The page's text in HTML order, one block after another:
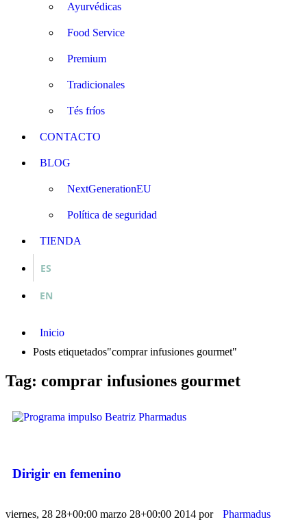
Ayurvédicas
Food Service
Premium
Tradicionales
Tés fríos
CONTACTO
BLOG
NextGenerationEU
Política de seguridad
TIENDA
ES
EN
Inicio
Posts etiquetados"comprar infusiones gourmet"
Tag: comprar infusiones gourmet
Dirigir en femenino
viernes, 28 28+00:00 marzo 28+00:00 2014 por
Pharmadus